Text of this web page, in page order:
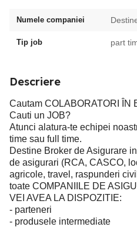
Numele companiei
Tip job part
Descriere
Cautam COLABORATORI ÎN
Cauti un JOB?
Atunci alatura-te echipei
time sau full time.
Destine Broker de Asigurare
de asigurari (RCA, CASCO,
agricole, travel, raspunderi
toate COMPANIILE DE
VEI AVEA LA DISPOZITIE:
- parteneri
- produsele intermediate